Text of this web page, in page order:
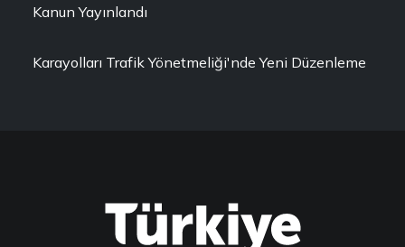
Kanun Yayınlandı
Karayolları Trafik Yönetmeliği'nde Yeni Düzenleme